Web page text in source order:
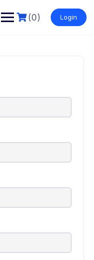
(0) Login